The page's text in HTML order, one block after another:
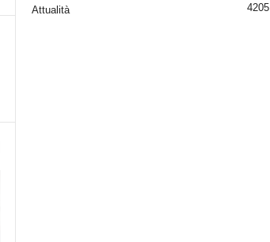
Attualità 4205